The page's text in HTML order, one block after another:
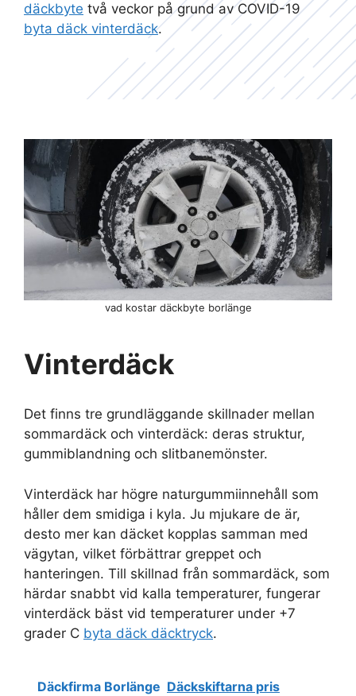
däckbyte två veckor på grund av COVID-19
byta däck vinterdäck.
Vinterdäck
Det finns tre grundläggande skillnader mellan
sommardäck och vinterdäck: deras struktur,
gummiblandning och slitbanemönster.
Vinterdäck har högre naturgummiinnehåll som
håller dem smidiga i kyla. Ju mjukare de är,
desto mer kan däcket kopplas samman med
vägytan, vilket förbättrar greppet och
hanteringen. Till skillnad från sommardäck, som
härdar snabbt vid kalla temperaturer, fungerar
vinterdäck bäst vid temperaturer under +7
grader C byta däck däcktryck.
Däckfirma Borlänge Däckskiftarna pris
vad kostar däckbyte borlänge